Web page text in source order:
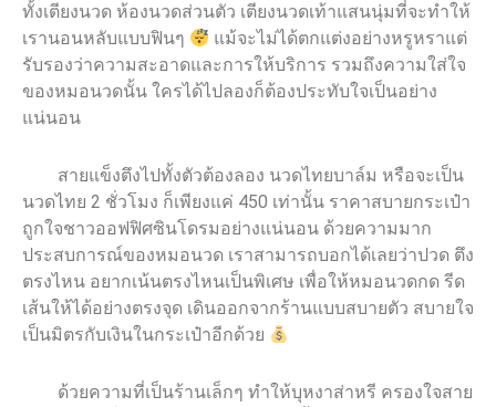
ทั้งเตียงนวด ห้องนวดส่วนตัว เตียงนวดเท้าแสนนุ่มที่จะทำให้
เรานอนหลับแบบฟินๆ
แม้จะไม่ได้ตกแต่งอย่างหรูหราแต่
รับรองว่าความสะอาดและการให้บริการ รวมถึงความใส่ใจ
ของหมอนวดนั้น ใครได้ไปลองก็ต้องประทับใจเป็นอย่าง
แน่นอน
สายแข็งตึงไปทั้งตัวต้องลอง นวดไทยบาล์ม หรือจะเป็น
นวดไทย 2 ชั่วโมง ก็เพียงแค่ 450 เท่านั้น ราคาสบายกระเป๋า
ถูกใจชาวออฟฟิศซินโดรมอย่างแน่นอน ด้วยความมาก
ประสบการณ์ของหมอนวด เราสามารถบอกได้เลยว่าปวด ตึง
ตรงไหน อยากเน้นตรงไหนเป็นพิเศษ เพื่อให้หมอนวดกด รีด
เส้นให้ได้อย่างตรงจุด เดินออกจากร้านแบบสบายตัว สบายใจ
เป็นมิตรกับเงินในกระเป๋าอีกด้วย
ด้วยความที่เป็นร้านเล็กๆ ทำให้บุหงาส่าหรี ครองใจสาย